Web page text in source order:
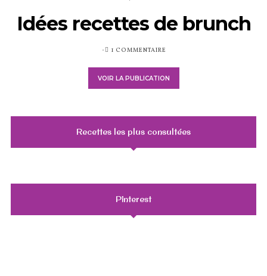
Idées recettes de brunch
PUBLIÉ1 COMMENTAIRE
VOIR LA PUBLICATION
Recettes les plus consultées
Pinterest